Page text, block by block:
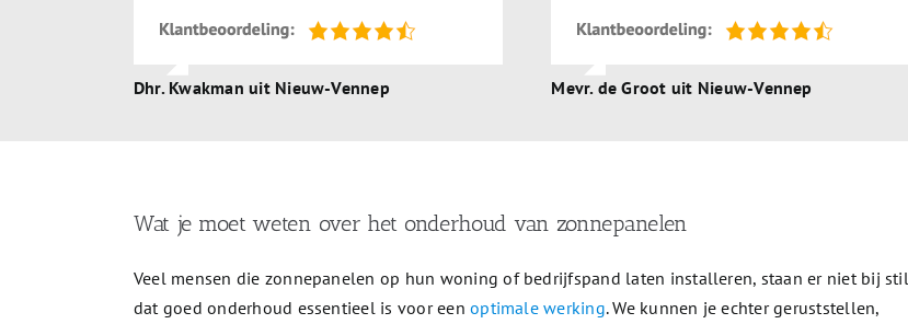
Dhr. Kwakman uit Nieuw-Vennep Mevr. de Groot uit Nieuw-Vennep
Wat je moet weten over het onderhoud van zonnepanelen
Veel mensen die zonnepanelen op hun woning of bedrijfspand laten installeren, staan er niet bij stil
dat goed onderhoud essentieel is voor eenoptimale werking. We kunnen je echter geruststellen,